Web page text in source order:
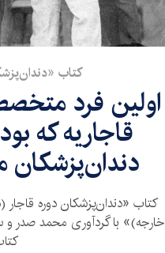
کتاب
اولین فرد
قاجاریه که
دندان‌پزشکان
کتاب «دندان‌پزشکان دوره قاجار
خارجه)» با گردآوری محمد صدر و